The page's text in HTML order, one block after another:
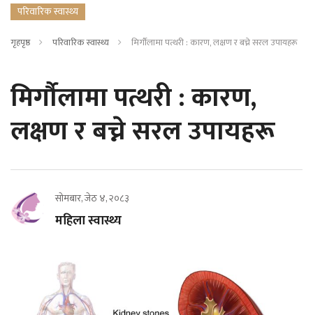
परिवारिक स्वास्थ्य
गृहपृष्ठ परिवारिक स्वास्थ्य मिर्गौलामा पत्थरी : कारण, लक्षण र बच्ने सरल उपायहरू
मिर्गौलामा पत्थरी : कारण,
लक्षण र बच्ने सरल उपायहरू
सोमबार, जेठ ४, २०८३
महिला स्वास्थ्य